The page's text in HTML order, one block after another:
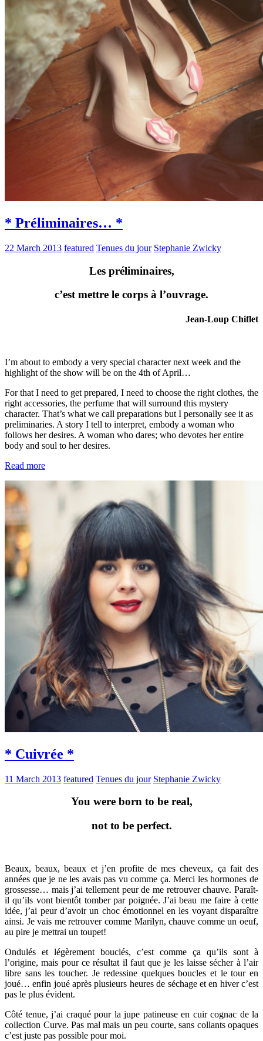
* Préliminaires… *
22 March 2013 featured Tenues du jour Stephanie Zwicky
Les préliminaires,
c’est mettre le corps à l’ouvrage.
Jean-Loup Chiflet
I’m about to embody a very special character next week and the
highlight of the show will be on the 4th of April…
For that I need to get prepared, I need to choose the right clothes, the
right accessories, the perfume that will surround this mystery
character. That’s what we call preparations but I personally see it as
preliminaries. A story I tell to interpret, embody a woman who
follows her desires. A woman who dares; who devotes her entire
body and soul to her desires.
Read more
* Cuivrée *
11 March 2013 featured Tenues du jour Stephanie Zwicky
You were born to be real,
not to be perfect.
Beaux, beaux, beaux et j’en profite de mes cheveux, ça fait des
années que je ne les avais pas vu comme ça. Merci les hormones de
grossesse… mais j’ai tellement peur de me retrouver chauve. Paraît-
il qu’ils vont bientôt tomber par poignée. J’ai beau me faire à cette
idée, j’ai peur d’avoir un choc émotionnel en les voyant disparaître
ainsi. Je vais me retrouver comme Marilyn, chauve comme un oeuf,
au pire je mettrai un toupet!
Ondulés et légèrement bouclés, c’est comme ça qu’ils sont à
l’origine, mais pour ce résultat il faut que je les laisse sécher à l’air
libre sans les toucher. Je redessine quelques boucles et le tour en
joué… enfin joué après plusieurs heures de séchage et en hiver c’est
pas le plus évident.
Côté tenue, j’ai craqué pour la jupe patineuse en cuir cognac de la
collection Curve. Pas mal mais un peu courte, sans collants opaques
c’est juste pas possible pour moi.